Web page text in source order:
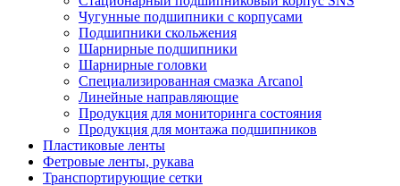
Чугунные подшипники с корпусами
Подшипники скольжения
Шарнирные подшипники
Шарнирные головки
Специализированная смазка Arcanol
Линейные направляющие
Продукция для мониторинга состояния
Продукция для монтажа подшипников
Пластиковые ленты
Фетровые ленты, рукава
Транспортирующие сетки